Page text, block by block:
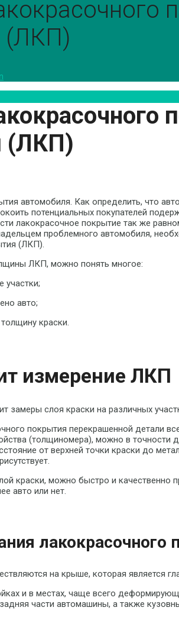
(ЛКП)
(ЛКП)
автомобиля. Как определить, что
потенциальных покупателей
лакокрасочное покрытие так же
проблемного автомобиля,
(ЛКП).
ЛКП, можно понять многое:
участки;
авто;
краски.
измерение ЛКП
замеры слоя краски на различных
покрытия перекрашенной детали
(толщиномера), можно в точности
от верхней точки краски до
краски, можно быстро и качественно
авто или нет.
лакокрасочного
на крыше, которая является
и в местах, чаще всего
части автомашины, а также